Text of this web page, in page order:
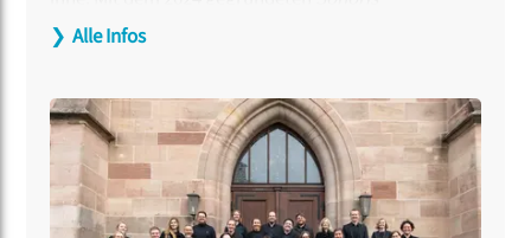
Vokalensemble
2025 dreifacher Preisträger. Er ist
und für die Chor- und Ensembleleitung Deutschland
(CED) als Supervisor für Ensembleleitende tätig.
2021 erhielt er einen Lehrauftrag an der
Pädagogischen Hochschule Karlsruhe. Er singt in
(semi-) professionellen Ensembles und ist
❯ Alle Infos